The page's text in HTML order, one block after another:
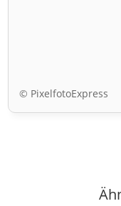
© PixelfotoExpress